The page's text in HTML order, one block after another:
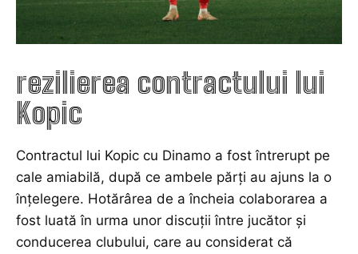
rezilierea contractului lui
Kopic
Contractul lui Kopic cu Dinamo a fost întrerupt pe
cale amiabilă, după ce ambele părți au ajuns la o
înțelegere. Hotărârea de a încheia colaborarea a
fost luată în urma unor discuții între jucător și
conducerea clubului, care au considerat că